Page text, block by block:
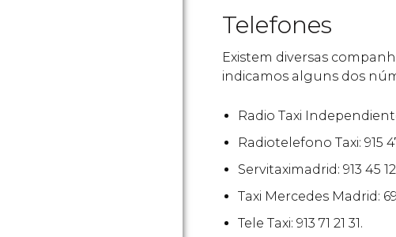
Telefones
Existem diversas
indicamos alguns dos
Radio Taxi
Radiotelefono Taxi: 915
Servitaximadrid: 913 45
Taxi Mercedes Madrid:
Tele Taxi: 913 71 21 31.